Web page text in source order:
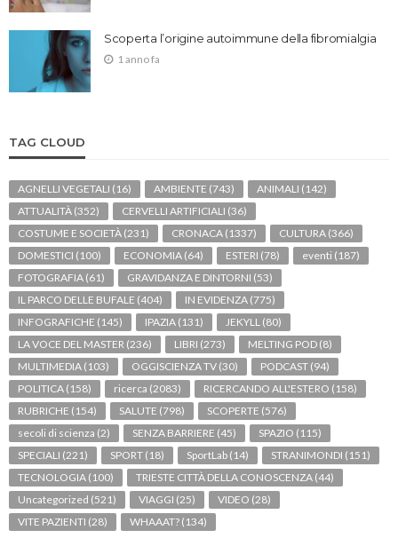
Scoperta l’origine autoimmune della fibromialgia
1 anno fa
TAG CLOUD
AGNELLI VEGETALI (16) AMBIENTE (743) ANIMALI (142)
ATTUALITÀ (352) CERVELLI ARTIFICIALI (36)
COSTUME E SOCIETÀ (231) CRONACA (1337) CULTURA (366)
DOMESTICI (100) ECONOMIA (64) ESTERI (78) eventi (187)
FOTOGRAFIA (61) GRAVIDANZA E DINTORNI (53)
IL PARCO DELLE BUFALE (404) IN EVIDENZA (775)
INFOGRAFICHE (145) IPAZIA (131) JEKYLL (80)
LA VOCE DEL MASTER (236) LIBRI (273) MELTING POD (8)
MULTIMEDIA (103) OGGISCIENZA TV (30) PODCAST (94)
POLITICA (158) ricerca (2083) RICERCANDO ALL'ESTERO (158)
RUBRICHE (154) SALUTE (798) SCOPERTE (576)
secoli di scienza (2) SENZA BARRIERE (45) SPAZIO (115)
SPECIALI (221) SPORT (18) SportLab (14) STRANIMONDI (151)
TECNOLOGIA (100) TRIESTE CITTÀ DELLA CONOSCENZA (44)
Uncategorized (521) VIAGGI (25) VIDEO (28)
VITE PAZIENTI (28) WHAAAT? (134)